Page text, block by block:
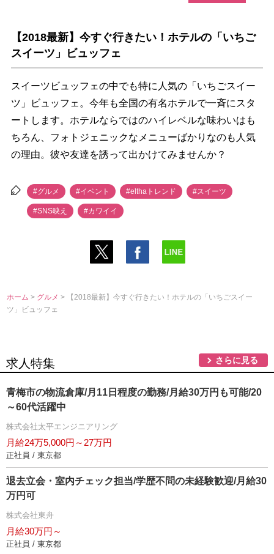
【2018最新】今すぐ行きたい！ホテルの「いちご
スイーツ」ビュッフェ
スイーツビュッフェの中でも特に人気の「いちごスイー
ツ」ビュッフェ。今年も全国の有名ホテルで一斉にスタ
ートします。ホテルならではのハイレベルな味わいはも
ちろん、フォトジェニックなメニューばかりなのも人気
の理由。彼や友達を誘って出かけてみませんか？
#グルメ #イベント #elthaトレンド #スイーツ
#SNS映え #カワイイ
ホーム > グルメ> 【2018最新】今すぐ行きたい！ホテルの「いちごスイー
ツ」ビュッフェ
求人特集 さらに見る
青梅市の物流倉庫/月11日程度の勤務/月給30万円も可能/20
～60代活躍中
株式会社太平エンジニアリング
月給24万5,000円～27万円
正社員 / 東京都
退去立会・室内チェック担当/学歴不問の未経験歓迎/月給30
万円可
株式会社東舟
月給30万円～
正社員 / 東京都